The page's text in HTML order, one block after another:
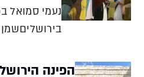
אישום
האירופית
הונגריה,
הפינה